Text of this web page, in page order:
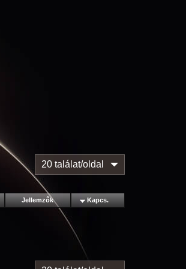
20 találat/oldal
Jellemzők Kapcs.